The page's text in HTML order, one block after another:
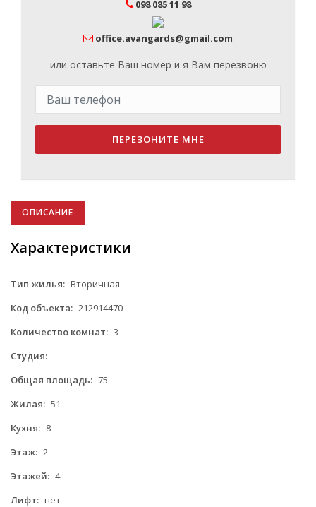
098 085 11 98
office.avangards@gmail.com
или оставьте Ваш номер и я Вам перезвоню
ПЕРЕЗОНИТЕ МНЕ
ОПИСАНИЕ
Характеристики
Тип жилья: Вторичная
Код объекта: 212914470
Количество комнат: 3
Студия: -
Общая площадь: 75
Жилая: 51
Кухня: 8
Этаж: 2
Этажей: 4
Лифт: нет